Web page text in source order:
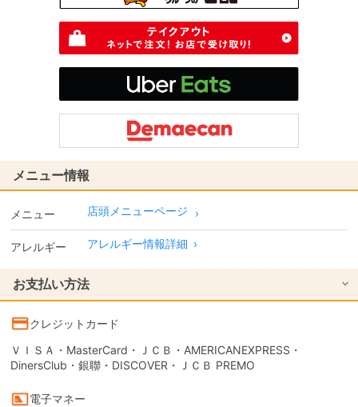
メニュー情報
メニュー 店頭メニューページ
アレルギー アレルギー情報詳細 ›
お支払い方法
クレジットカード
ＶＩＳＡ・MasterCard・ＪＣＢ・AMERICANEXPRESS・
DinersClub・銀聯・DISCOVER・ＪＣＢ PREMO
電子マネー